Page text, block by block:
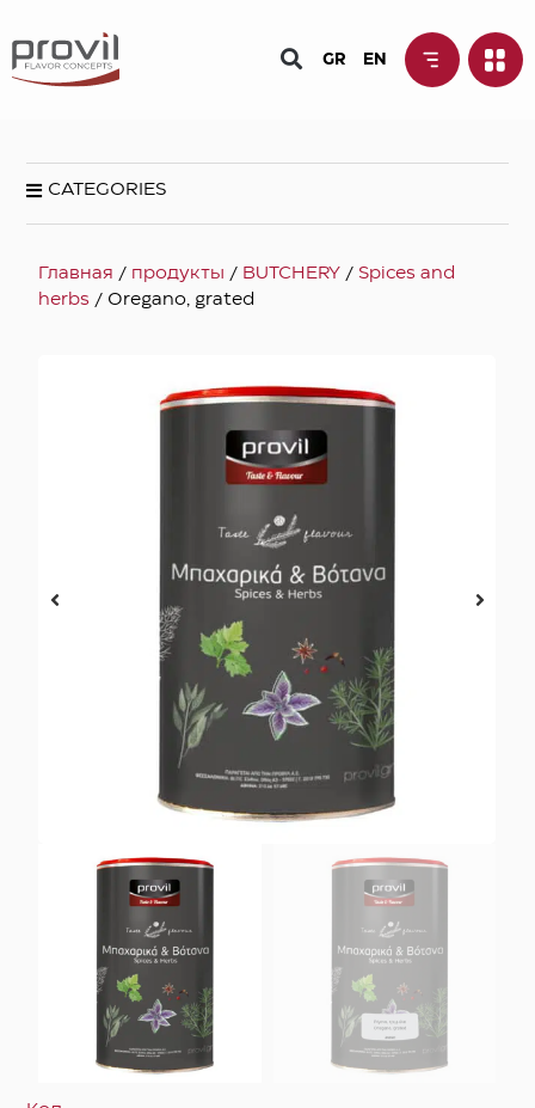
GR EN
CATEGORIES
Главная / продукты / BUTCHERY / Spices and
herbs / Oregano, grated